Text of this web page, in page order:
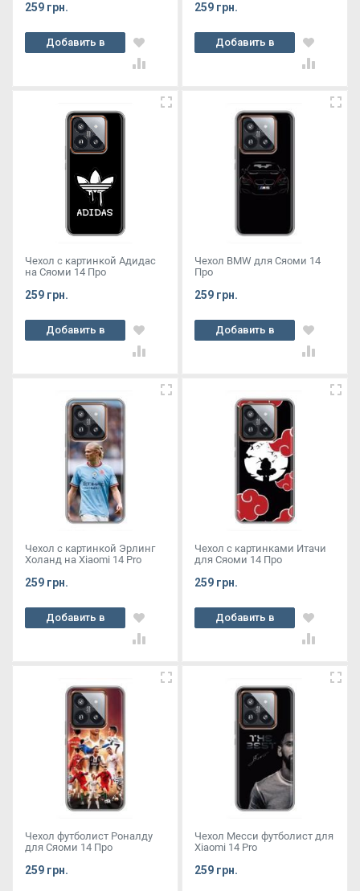
259 грн.
Добавить в
корзину
259 грн.
Добавить в
корзину
Чехол с картинкой Адидас
на Сяоми 14 Про
259 грн.
Добавить в
корзину
Чехол BMW для Сяоми 14
Про
259 грн.
Добавить в
корзину
Чехол с картинкой Эрлинг
Холанд на Xiaomi 14 Pro
259 грн.
Добавить в
корзину
Чехол с картинками Итачи
для Сяоми 14 Про
259 грн.
Добавить в
корзину
Чехол футболист Роналду
для Сяоми 14 Про
259 грн.
Чехол Месси футболист для
Xiaomi 14 Pro
259 грн.